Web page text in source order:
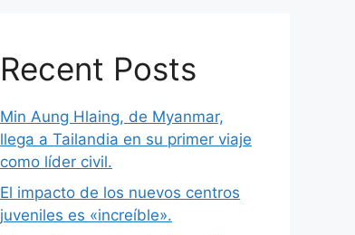
Recent Posts
Min Aung Hlaing, de Myanmar,
llega a Tailandia en su primer viaje
como líder civil.
El impacto de los nuevos centros
juveniles es «increíble».